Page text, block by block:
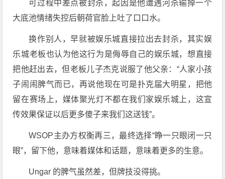
可过程中差点被封杀，起因是他遭遇河杀输掉一个
大底池情绪失控后朝荷官脸上吐了口口水。
换作别人，早就被娱乐城直接拉出去封杀，其实娱
乐城老板也认为他这行为是侮辱自己的娱乐城，想直接
把他赶出去，但老板儿子杰克说服了他父亲：“人家小孩
子闹闹脾气而已，再说他现在可是扑克届大明星，把他
留在赛场上，媒体聚光灯不都在我们家娱乐城上，这宣
传效果保证以后更多傻子来我们这送钱”。
WSOP主办方权衡再三，最终选择“睁一只眼闭一只
眼”，留下他，意味着媒体和话题，意味着更多的生意。
Ungar 的脾气虽然差，但牌技没得挑。